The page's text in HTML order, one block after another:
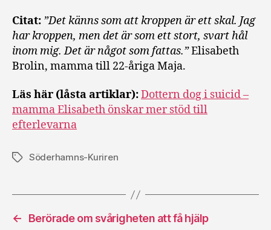
Citat: ”Det känns som att kroppen är ett skal. Jag
har kroppen, men det är som ett stort, svart hål
inom mig. Det är något som fattas.”Elisabeth
Brolin, mamma till 22-åriga Maja.
Läs här (låsta artiklar):Dottern dog i suicid –
mamma Elisabeth önskar mer stöd till
efterlevarna
EtiketterSöderhamns-Kuriren
←
Berörade om svårigheten att få hjälp